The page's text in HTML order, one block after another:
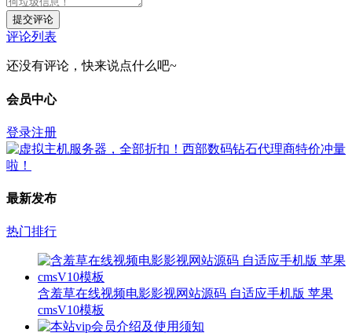
提交评论
评论列表
还没有评论，快来说点什么吧~
会员中心
登录注册
最新发布
热门排行
含羞草在线视频电影影视网站源码 自适应手机版 苹果
cmsV10模板